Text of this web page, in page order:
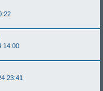
14:00
23:41